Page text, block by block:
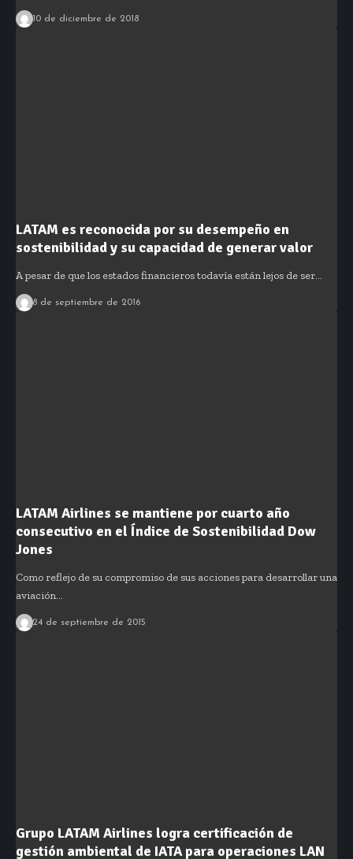
10 de diciembre de 2018
LATAM es reconocida por su desempeño en
sostenibilidad y su capacidad de generar valor
A pesar de que los estados financieros todavía están lejos de ser…
8 de septiembre de 2016
LATAM Airlines se mantiene por cuarto año
consecutivo en el Índice de Sostenibilidad Dow
Jones
Como reflejo de su compromiso de sus acciones para desarrollar una
aviación…
24 de septiembre de 2015
Grupo LATAM Airlines logra certificación de
gestión ambiental de IATA para operaciones LAN